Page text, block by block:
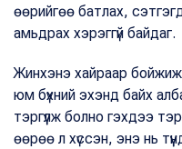
өөрийгөө батлах,
амьдрах хэрэггүй байдаг.
Жинхэнэ хайраар бойжиж
юм бүхний эхэнд байх
тэргүүлж болно гэхдээ
өөрөө л хүссэн, энэ нь